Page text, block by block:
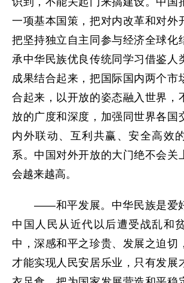
一项基本国策，把对内改革和对外
把坚持独立自主同参与经济全球化
承中华民族优良传统同学习借鉴人
成果结合起来，把国际国内两个市
合起来，以开放的姿态融入世界，
放的广度和深度，加强同世界各国
内外联动、互利共赢、安全高效
系。中国对外开放的大门绝不会关
会越来越高。
——和平发展。中华民族是爱好
中国人民从近代以后遭受战乱和
中，深感和平之珍贵、发展之迫切
才能实现人民安居乐业，只有发展